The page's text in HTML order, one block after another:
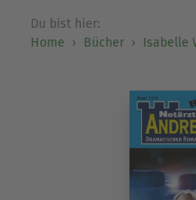
Du bist hier:
Home
Bücher Isabelle